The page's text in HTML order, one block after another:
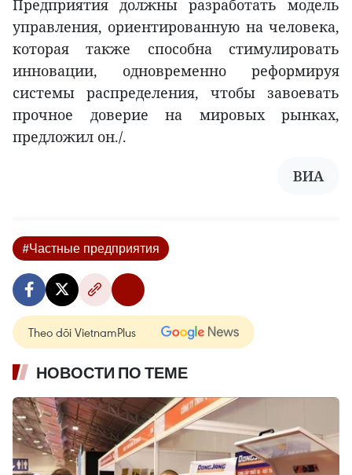
Предприятия должны разработать модель
управления, ориентированную на человека,
которая также способна стимулировать
инновации, одновременно реформируя
системы распределения, чтобы завоевать
прочное доверие на мировых рынках,
предложил он./.
ВИА
#Частные предприятия
Theo dõi VietnamPlus
НОВОСТИ ПО ТЕМЕ